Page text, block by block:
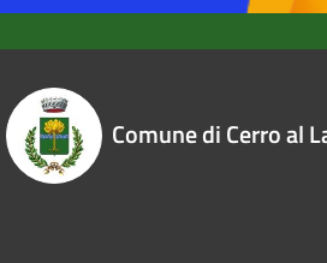
Comune di Cerro al